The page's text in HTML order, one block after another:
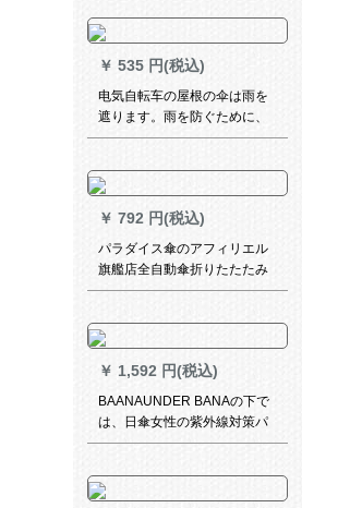
インコーストLサイズをプリー
ズにします。
￥ 535 円(税込)
电気自転车の屋根の伞は雨を
遮ります。雨を防ぐために、
雨を防ぐために、黒いゴムが
に、雨を防ぐために傘を遮り
ます。一般的なオートバーイ
のスクターは雨を防ぐため
に、雨を防ぐために、雨を防
ぐために、日伞の黒いゴム+帽
￥ 792 円(税込)
パラダイス傘のアフィリエル
旗艦店全自動傘折りたたたみ
みビル晴雨兼用傘ペア大傘男
CM*8 K
￥ 1,592 円(税込)
BAANAUNDER BANAの下で
は、日傘女性の紫外線対策パ
ラソルが焦げています。日よ
います。